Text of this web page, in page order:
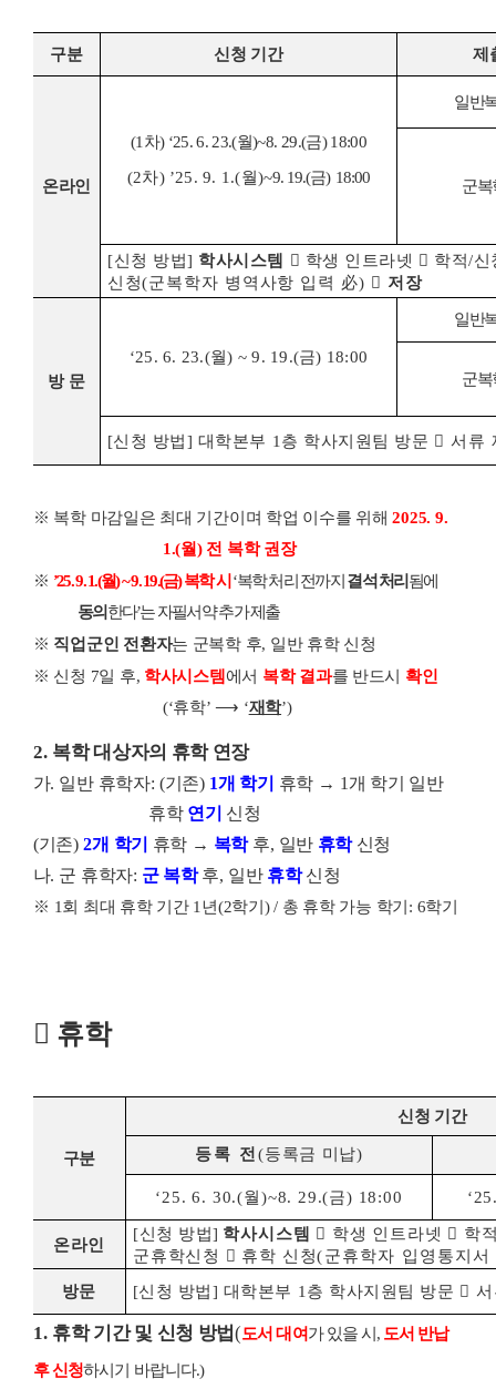
구분 신청 기간 제
온라인
(1 차) ‘25. 6. 23.(월)~ 8. 29.(금) 18:00
(2차) ’25. 9. 1.(월)~ 9. 19.(금) 18:00
일반
군복
[신청 방법] 학사시스템  학생 인트라넷  학적/신
신청(군복학자 병역사항 입력 必)  저장
방 문
‘25. 6. 23.(월) ~ 9. 19.(금) 18:00
일반
군복
[신청 방법] 대학본부 1 층 학사지원팀 방문  서류
※ 복학 마감일은 최대 기간이며 학업 이수를 위해 2025. 9.
1.(월) 전 복학 권장
※ ’25. 9. 1.(월) ~ 9. 19.(금)복학 시 ‘복학 처리 전까지 결석 처리 됨에
동의한다’는 자필서약 추가 제출
※ 직업군인 전환자는 군복학 후, 일반 휴학 신청
※ 신청 7일 후, 학사시스템 에서 복학 결과를 반드시 확인
(‘휴학’⟶ ‘재학’)
2. 복학 대상자의 휴학 연장
가. 일반 휴학자: (기존) 1개 학기 휴학 → 1 개 학기 일반
휴학 연기 신청
(기존)2개 학기 휴학 → 복학 후, 일반 휴학 신청
나. 군 휴학자: 군 복학 후, 일반 휴학신청
※ 1회 최대 휴학 기간 1 년(2학기 ) / 총 휴학 가능 학기 : 6학기
󰊲 휴학
구분
신청 기간
등록 전(등록금 미납)
‘25. 6. 30.(월)~8. 29.(금) 18:00
온라인
[신청 방법] 학사시스템  학생 인트라넷  학
군휴학신청
 휴학 신청(군휴학자 입영통지
방문
[신청 방법] 대학본부 1 층 학사지원팀 방문 
1. 휴학 기간 및 신청 방법(도서 대여가 있을 시 , 도서 반납
후 신청하시기 바랍니다.)